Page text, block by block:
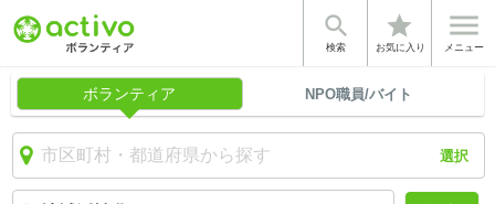

検索
star
お気に入り

メニュー
ボランティア NPO職員/バイト
選択